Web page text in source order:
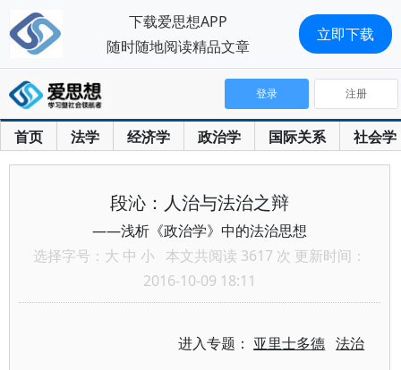
首页 法学 经济学 政治学 国际关系 社会学
登录 注册
段沁：人治与法治之辩
——浅析《政治学》中的法治思想
选择字号： 大 中 小 本文共阅读 3617 次 更新时间：
2016-10-09 18:11
进入专题： 亚里士多德 法治
下载爱思想APP
随时随地阅读精品文章
立即下载